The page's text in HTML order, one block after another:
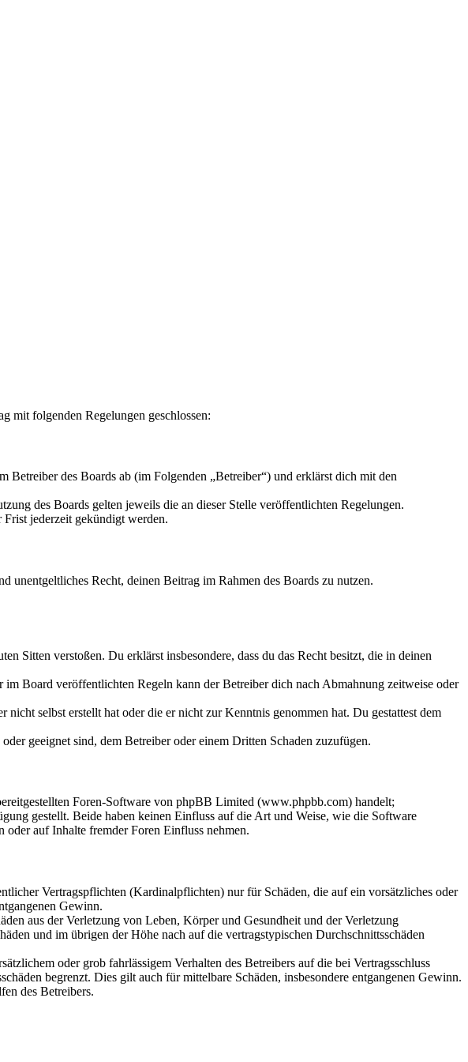
mit folgenden Regelungen geschlossen:
des Boards ab (im Folgenden „Betreiber“) und erklärst dich mit den
des Boards gelten jeweils die an dieser Stelle veröffentlichten Regelungen.
jederzeit gekündigt werden.
unentgeltliches Recht, deinen Beitrag im Rahmen des Boards zu nutzen.
Sitten verstoßen. Du erklärst insbesondere, dass du das Recht besitzt, die in deinen
Board veröffentlichten Regeln kann der Betreiber dich nach Abmahnung zeitweise oder
selbst erstellt hat oder die er nicht zur Kenntnis genommen hat. Du gestattest dem
geeignet sind, dem Betreiber oder einem Dritten Schaden zuzufügen.
Foren-Software von phpBB Limited (www.phpbb.com) handelt;
gestellt. Beide haben keinen Einfluss auf die Art und Weise, wie die Software
auf Inhalte fremder Foren Einfluss nehmen.
Vertragspflichten (Kardinalpflichten) nur für Schäden, die auf ein vorsätzliches oder
Gewinn.
aus der Verletzung von Leben, Körper und Gesundheit und der Verletzung
und im übrigen der Höhe nach auf die vertragstypischen Durchschnittsschäden
oder grob fahrlässigem Verhalten des Betreibers auf die bei Vertragsschluss
begrenzt. Dies gilt auch für mittelbare Schäden, insbesondere entgangenen Gewinn.
des Betreibers.